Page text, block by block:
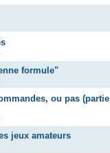
formule"
ou pas (partie
jeux amateurs